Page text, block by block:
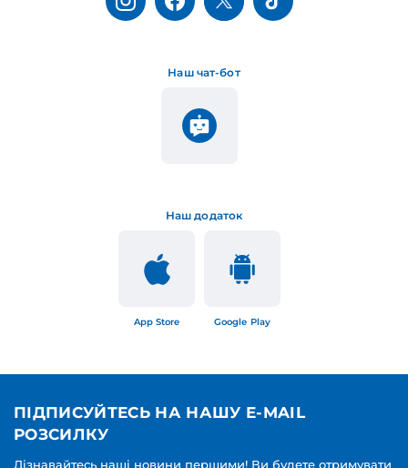
Наш додаток
App Store Google Play
Наш чат-бот
ПІДПИСУЙТЕСЬ НА НАШУ E-MAIL
РОЗСИЛКУ
Дізнавайтесь наші новини першими! Ви будете отримувати